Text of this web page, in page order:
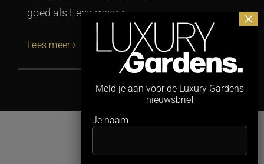
goed als Lees meer >
Lees meer
Meld je aan voor de Luxury Gardens
nieuwsbrief
Je naam